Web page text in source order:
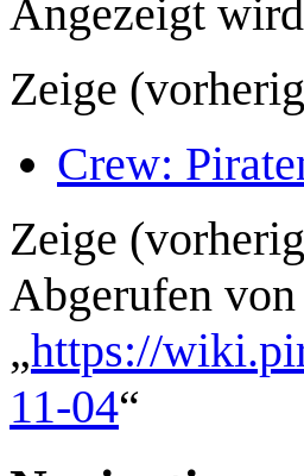
Angezeigt
Zeige (
Crew:
Zeige (
Abgerufen von
„https://
11-04“